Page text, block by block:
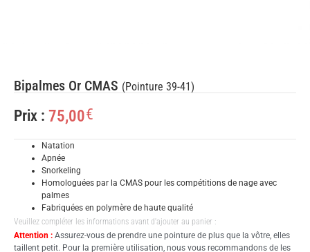
Bipalmes Or CMAS (Pointure 39-41)
Prix : 75,00€
Natation
Apnée
Snorkeling
Homologuées par la CMAS pour les compétitions de nage avec
palmes
Fabriquées en polymère de haute qualité
Veuillez compléter les informations avant d'ajouter au panier :
Attention : Assurez-vous de prendre une pointure de plus que la vôtre, elles
taillent petit. Pour la première utilisation, nous vous recommandons de les